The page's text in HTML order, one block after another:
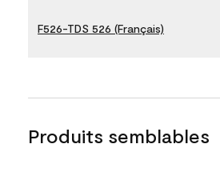
F526-TDS 526 (Français)
Produits semblables